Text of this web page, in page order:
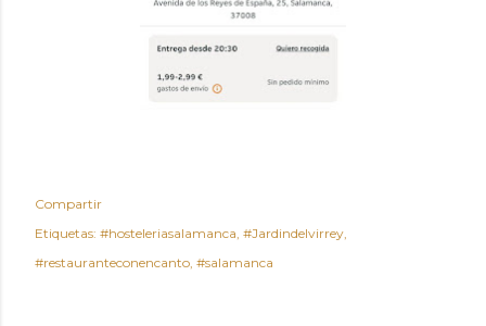
Compartir
Etiquetas: #hosteleriasalamanca #Jardindelvirrey
#restauranteconencanto #salamanca